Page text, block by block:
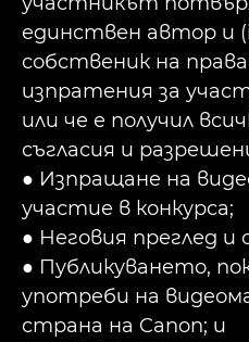
единствен автор и
собственик на
изпратения за
или че е получил
съгласия и
● Изпращане на
участие в конкурса;
● Неговия преглед и
● Публикуването,
употреби на
страна на Canon; и